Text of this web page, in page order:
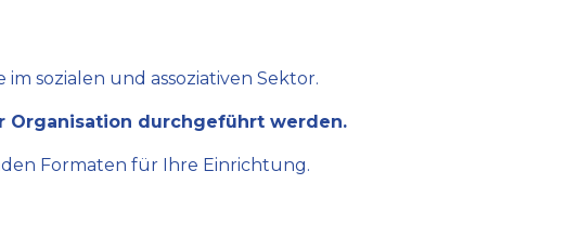
sozialen und assoziativen Sektor.
Organisation durchgeführt werden.
Formaten für Ihre Einrichtung.